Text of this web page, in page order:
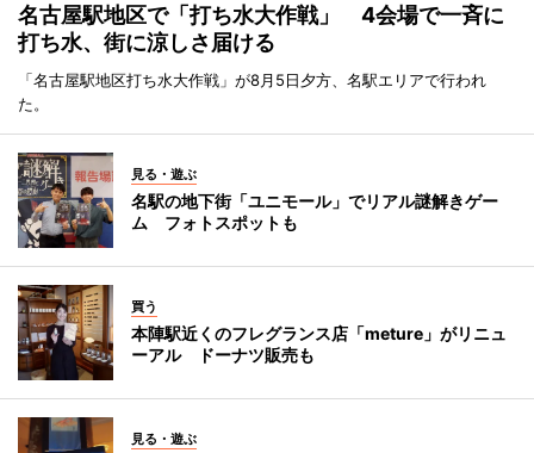
名古屋駅地区で「打ち水大作戦」 4会場で一斉に
打ち水、街に涼しさ届ける
「名古屋駅地区打ち水大作戦」が8月5日夕方、名駅エリアで行われ
た。
見る・遊ぶ
名駅の地下街「ユニモール」でリアル謎解きゲー
ム フォトスポットも
買う
本陣駅近くのフレグランス店「meture」がリニュ
ーアル ドーナツ販売も
見る・遊ぶ